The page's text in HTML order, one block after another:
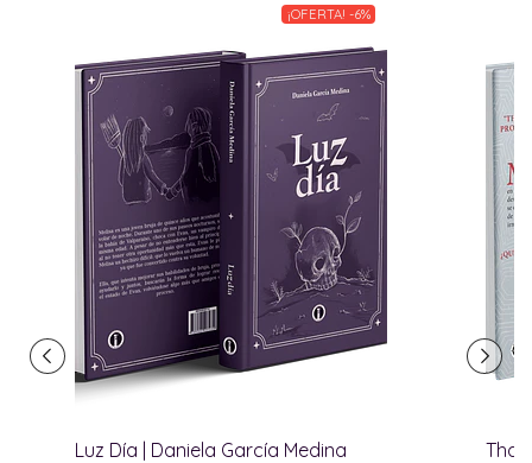
¡OFERTA! -6%
Luz Día | Daniela García Medina